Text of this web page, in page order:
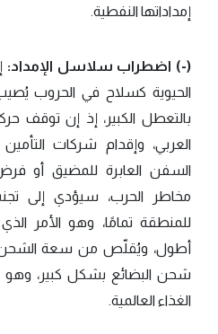
إمداداتها النفطية.
(-) اضطراب سلاسل الإمداد:
الحيوية كسلاح في الحروب
بالتعطل الكبير، إذ إن توقف
العربي، وإقدام شركات
السفن العابرة للمضيق أو
مخاطر الحرب، سيؤدي إلى
للمنطقة تمامًا، وهو الأمر
أطول، ويُقلّص من سعة الشحن
شحن البضائع بشكل كبير، وهو
الغذاء العالمية.